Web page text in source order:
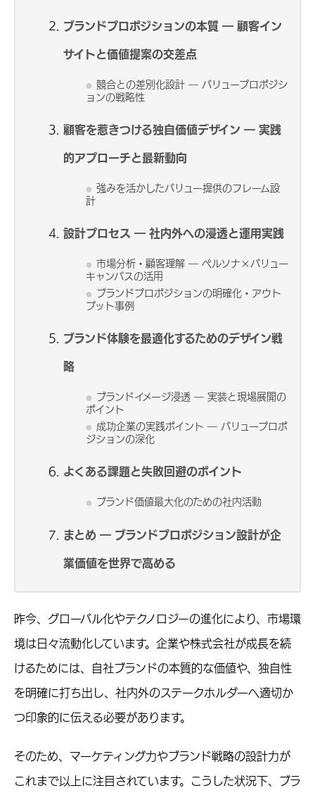
ブランドプロポジションの本質 ― 顧客イン
サイトと価値提案の交差点
競合との差別化設計 ― バリュープロポジシ
ョンの戦略性
顧客を惹きつける独自価値デザイン ― 実践
的アプローチと最新動向
強みを活かしたバリュー提供のフレーム設
計
設計プロセス ― 社内外への浸透と運用実践
市場分析・顧客理解 ― ペルソナ×バリュー
キャンバスの活用
ブランドプロポジションの明確化・アウト
プット事例
ブランド体験を最適化するためのデザイン戦
略
ブランドイメージ浸透 ― 実装と現場展開の
ポイント
成功企業の実践ポイント ― バリュープロポ
ジションの深化
よくある課題と失敗回避のポイント
ブランド価値最大化のための社内活動
まとめ ― ブランドプロポジション設計が企
業価値を世界で高める
昨今、グローバル化やテクノロジーの進化により、市場環
境は日々流動化しています。企業や株式会社が成長を続
けるためには、自社ブランドの本質的な価値や、独自性
を明確に打ち出し、社内外のステークホルダーへ適切か
つ印象的に伝える必要があります。
そのため、マーケティング力やブランド戦略の設計力が
これまで以上に注目されています。こうした状況下、ブラ